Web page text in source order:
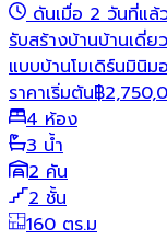
ดันเมื่อ 2 วันที่แล้
รับสร้างบ้านบ้านเดี่ยว
แบบบ้านโมเดิร์นมินิ
ราคาเริ่มต้น฿
4 ห้อง
3 น้ำ
2 คัน
2 ชั้น
160 ตร.ม